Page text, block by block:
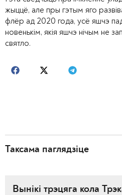
жыццё, але пры гэтым яго
флёр ад 2020 года, усё яшчэ
новенькім, якія яшчэ нічым не
святло.
Таксама паглядзіце
Вынікі трэцяга кола